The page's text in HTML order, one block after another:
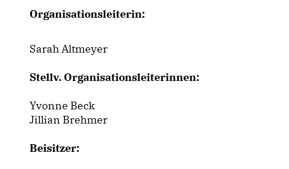
Organisationsleiterin:
Sarah Altmeyer
Stellv. Organisationsleiterinnen:
Yvonne Beck
Jillian Brehmer
Beisitzer: